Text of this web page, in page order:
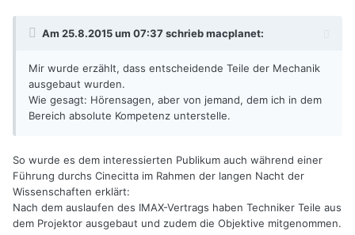
Am 25.8.2015 um 07:37 schrieb macplanet:
Mir wurde erzählt, dass entscheidende Teile der Mechanik
ausgebaut wurden.
Wie gesagt: Hörensagen, aber von jemand, dem ich in dem
Bereich absolute Kompetenz unterstelle.
So wurde es dem interessierten Publikum auch während einer
Führung durchs Cinecitta im Rahmen der langen Nacht der
Wissenschaften erklärt:
Nach dem auslaufen des IMAX-Vertrags haben Techniker Teile aus
dem Projektor ausgebaut und zudem die Objektive mitgenommen.